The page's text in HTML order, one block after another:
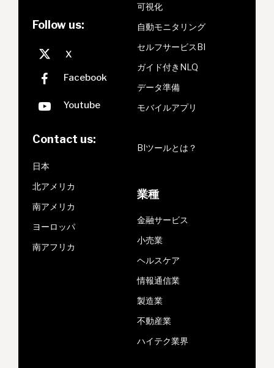
Follow us:
Contact us:
日本
北アメリカ
南アメリカ
ヨーロッパ
南アフリカ
可視化
自動モニタリング
セルフサービスBI
ガイド付きNLQ
データ準備
モバイルアプリ
BIツールとは？
業種
金融サービス
小売業
ヘルスケア
情報通信業
製造業
不動産業
ハイテク業界